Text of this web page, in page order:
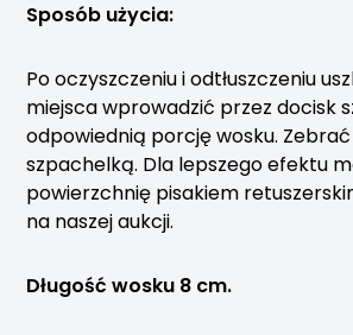
Sposób użycia:
Po oczyszczeniu i odtłuszczeniu
miejsca wprowadzić przez docisk
odpowiednią porcję wosku.
szpachelką. Dla lepszego efektu
powierzchnię pisakiem
na naszej aukcji.
Długość wosku 8 cm.